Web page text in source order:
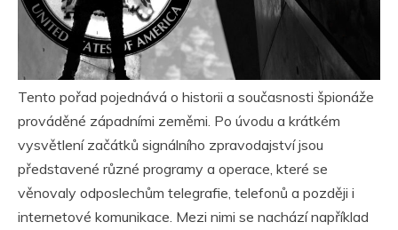
Tento pořad pojednává o historii a současnosti špionáže
prováděné západními zeměmi. Po úvodu a krátkém
vysvětlení začátků signálního zpravodajství jsou
představené různé programy a operace, které se
věnovaly odposlechům telegrafie, telefonů a později i
internetové komunikace. Mezi nimi se nachází například